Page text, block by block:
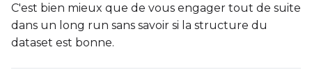
C'est bien mieux que de vous engager tout de suite
dans un long run sans savoir si la structure du
dataset est bonne.